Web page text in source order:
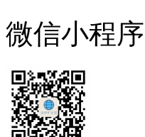
微信小程序